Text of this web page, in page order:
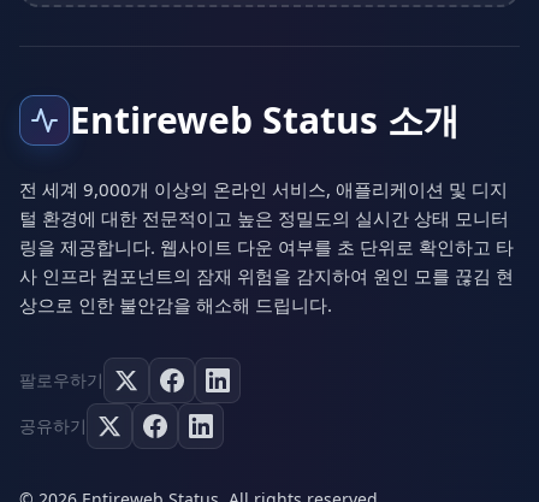
Entireweb Status 소개
전 세계 9,000개 이상의 온라인 서비스, 애플리케이션 및 디지
털 환경에 대한 전문적이고 높은 정밀도의 실시간 상태 모니터
링을 제공합니다. 웹사이트 다운 여부를 초 단위로 확인하고 타
사 인프라 컴포넌트의 잠재 위험을 감지하여 원인 모를 끊김 현
상으로 인한 불안감을 해소해 드립니다.
팔로우하기
공유하기